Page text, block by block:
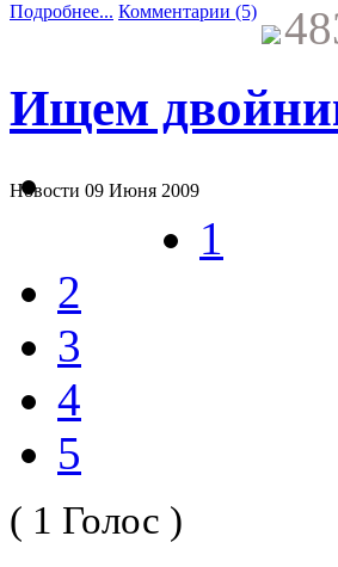
Подробнее... Комментарии (5)
Ищем
Новости 09 Июня 2009
1
2
3
4
5
( 1 Голос )